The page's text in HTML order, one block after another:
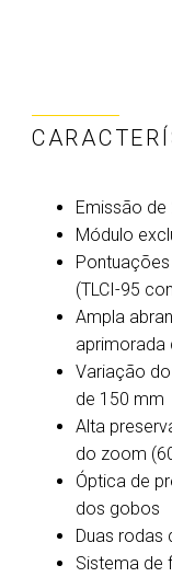
Emissão de
Módulo
Pontuações
(TLCI-95
Ampla
aprimorada
Variação
de 150 mm
Alta
do zoom
Óptica de
dos gobos
Duas
Sistema de